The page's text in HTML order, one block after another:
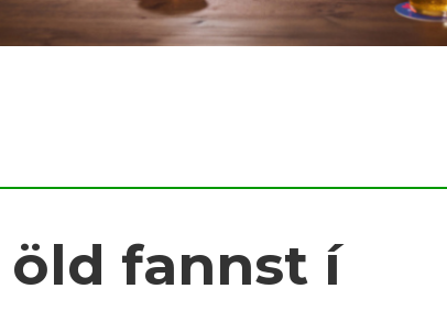
öld fannst í